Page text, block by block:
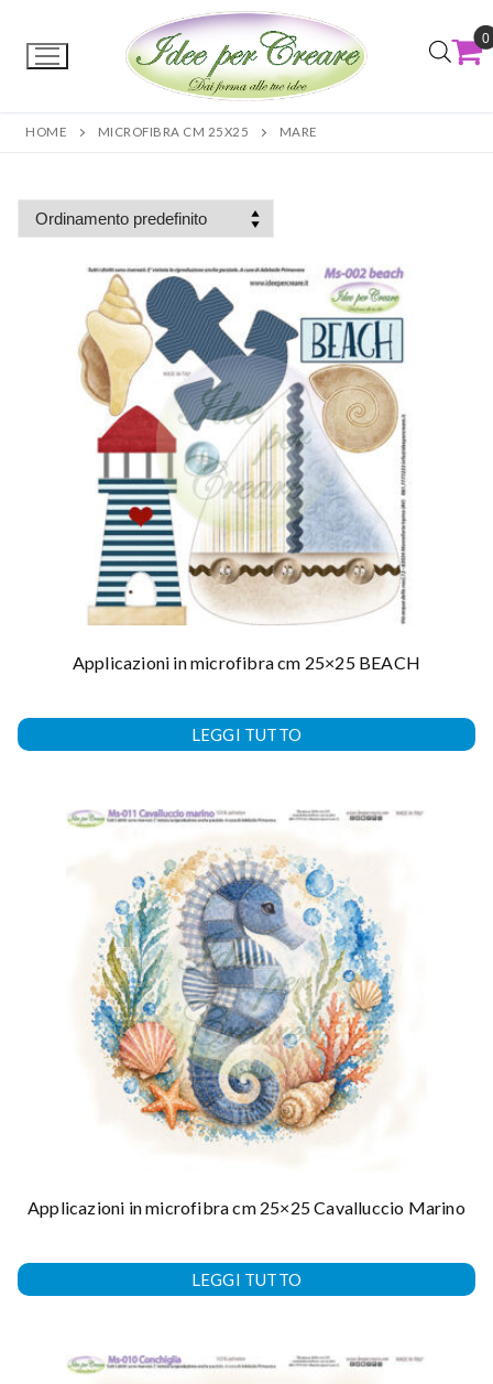
0
HOME MICROFIBRA CM 25X25 MARE
Applicazioni in microfibra cm 25×25 BEACH
LEGGI TUTTO
Applicazioni in microfibra cm 25×25 Cavalluccio Marino
LEGGI TUTTO